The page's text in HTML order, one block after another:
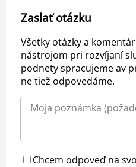
Zaslať otázku
Všetky otázky a
nástrojom pri rozvíjaní
podnety spracujeme av
ne tiež odpovedáme.
Chcem odpoveď na